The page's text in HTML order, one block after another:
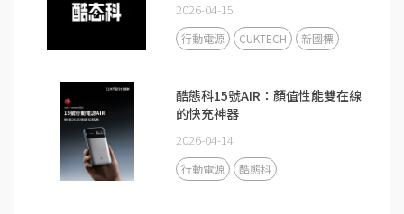
2026-04-15
行動電源 CUKTECH 新國標
酷態科15號AIR：顏值性能雙在線
的快充神器
2026-04-14
行動電源 酷態科